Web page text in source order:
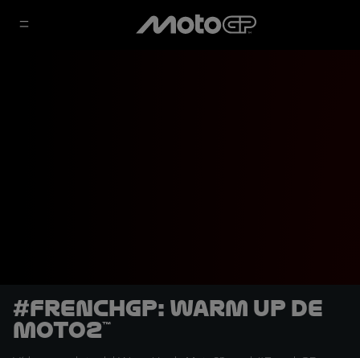
#FrenchGP: Warm Up de
Moto2™